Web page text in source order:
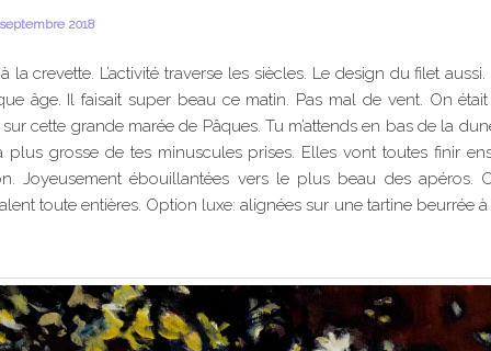
2018
la crevette. L’activité traverse les siècles. Le design du filet
âge. Il faisait super beau ce matin. Pas mal de vent. On
cette grande marée de Pâques. Tu m’attends en bas de la
plus grosse de tes minuscules prises. Elles vont toutes finir
Joyeusement ébouillantées vers le plus beau des apéros.
toute entières. Option luxe: alignées sur une tartine beurrée